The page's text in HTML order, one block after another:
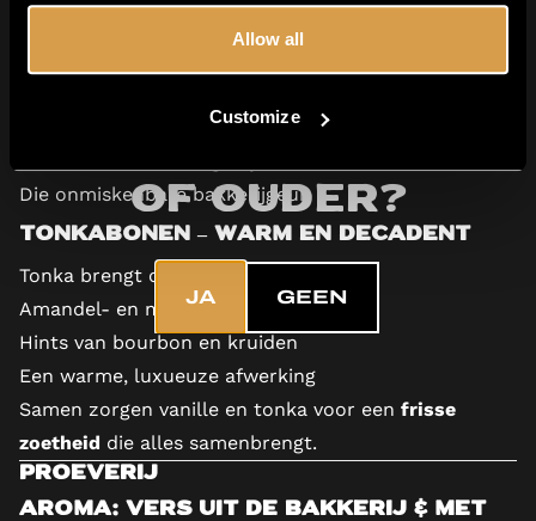
Allow all
Customize
Ben je 18 jaar
of ouder?
JA GEEN
Vanillebonen – Romig en
Die onmiskenbare bakkerijgeur
Tonkabonen – Warm en decadent
Tonka brengt complexiteit met:
Amandel- en marsepeinaccenten
Hints van bourbon en kruiden
Een warme, luxueuze afwerking
Samen zorgen vanille en tonka voor een frisse
zoetheid die alles samenbrengt.
Proeverij
Aroma: Vers uit de bakkerij & met